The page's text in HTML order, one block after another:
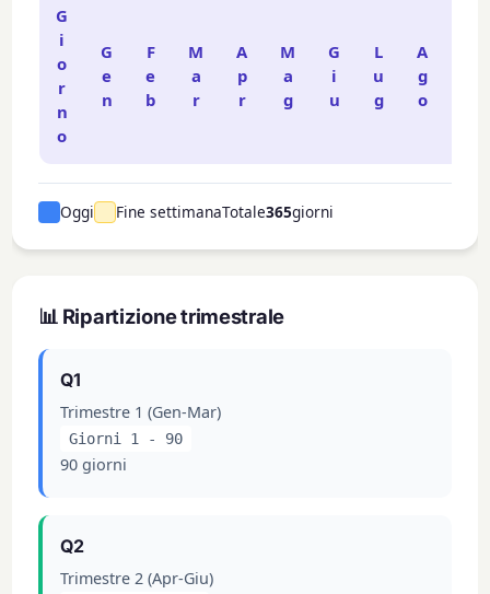
G
i
o
r
n
o
G
e
n
F
e
b
M
a
r
A
p
r
M
a
g
G
i
u
L
u
g
A
g
o
Oggi Fine settimanaTotale365giorni
📊 Ripartizione trimestrale
Q1
Trimestre 1 (Gen-Mar)
Giorni 1 - 90
90 giorni
Q2
Trimestre 2 (Apr-Giu)